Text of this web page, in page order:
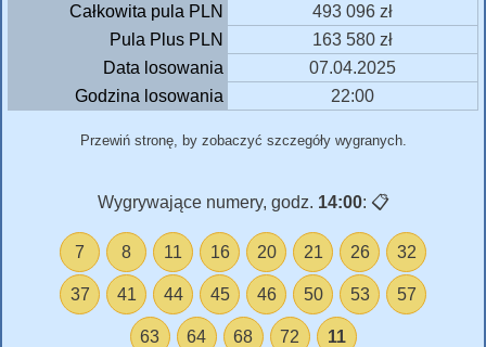
Całkowita pula PLN
493 096 zł
Pula Plus PLN
163 580 zł
Data losowania
07.04.2025
Godzina losowania
22:00
Przewiń stronę, by zobaczyć szczegóły wygranych.
Wygrywające numery, godz. 14:00: 📋
7 8 11 16 20 21 26 32
37 41 44 45 46 50 53 57
63 64 68 72 11